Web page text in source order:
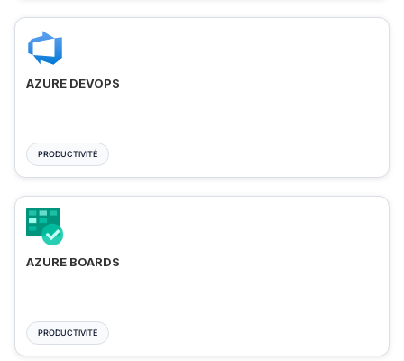
AZURE DEVOPS
PRODUCTIVITÉ
AZURE BOARDS
PRODUCTIVITÉ